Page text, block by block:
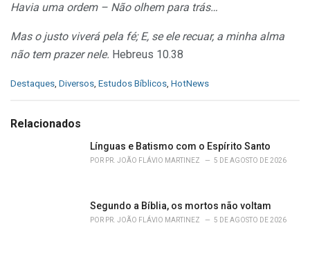
Havia uma ordem – Não olhem para trás…
Mas o justo viverá pela fé; E, se ele recuar, a minha alma
não tem prazer nele. Hebreus 10.38
C
e
Destaques, Diversos, Estudos Bíblicos, HotNews
Relacionados
Línguas e Batismo com o Espírito Santo
POR PR. JOÃO FLÁVIO MARTINEZ 5 DE AGOSTO DE 2026
Segundo a Bíblia, os mortos não voltam
POR PR. JOÃO FLÁVIO MARTINEZ 5 DE AGOSTO DE 2026